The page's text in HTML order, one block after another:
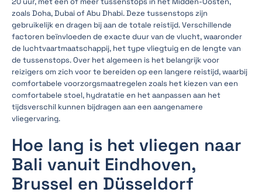
zoals Doha, Dubai of Abu Dhabi. Deze tussenstops zijn
gebruikelijk en dragen bij aan de totale reistijd. Verschillende
factoren beïnvloeden de exacte duur van de vlucht, waaronder
de luchtvaartmaatschappij, het type vliegtuig en de lengte van
de tussenstops. Over het algemeen is het belangrijk voor
reizigers om zich voor te bereiden op een langere reistijd, waarbij
comfortabele voorzorgsmaatregelen zoals het kiezen van een
comfortabele stoel, hydratatie en het aanpassen aan het
tijdsverschil kunnen bijdragen aan een aangenamere
vliegervaring.
Hoe lang is het vliegen naar
Bali vanuit Eindhoven,
Brussel en Düsseldorf